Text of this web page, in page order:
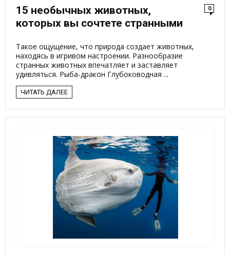
15 необычных животных,
которых вы сочтете странными
0
Такое ощущение, что природа создает животных,
находясь в игривом настроении. Разнообразие
странных животных впечатляет и заставляет
удивляться. Рыба-дракон Глубоководная ...
ЧИТАТЬ ДАЛЕЕ